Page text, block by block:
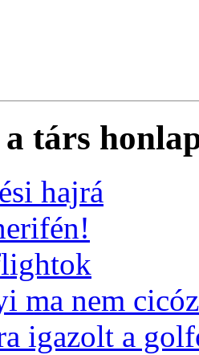
társ
hajrá
ma nem
igazolt a